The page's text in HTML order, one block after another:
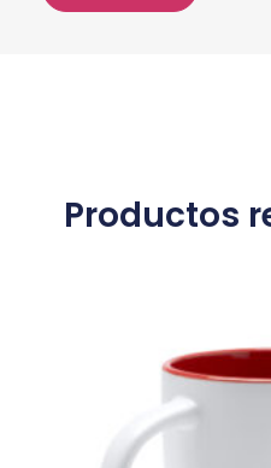
Productos